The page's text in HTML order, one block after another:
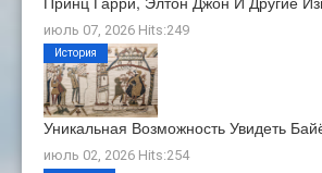
июль 07, 2026 Hits:249
Уникальная Возможность Увидеть
июль 02, 2026 Hits:254
История